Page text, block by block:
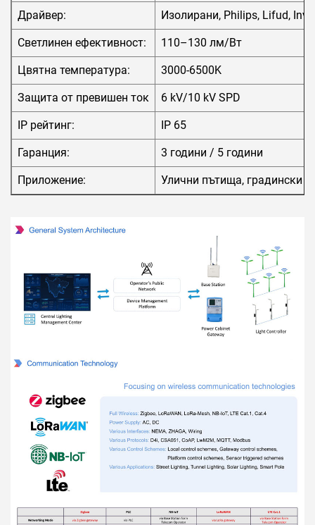
Драйвер: Изолирани, Philips, Lifud,
Светлинен ефективност: 110–130 лм/Вт
Цвятна температура: 3000-6500K
Защита от превишен ток 6 kV/10 kV SPD
IP рейтинг: IP 65
Гаранция: 3 години / 5 години
Приложение: Улични пътища, градински